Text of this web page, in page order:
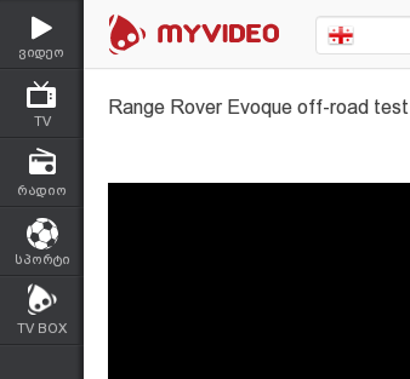
ვიდეო
TV
რადიო
სპორტი
TV BOX
Range Rover Evoque off-road test